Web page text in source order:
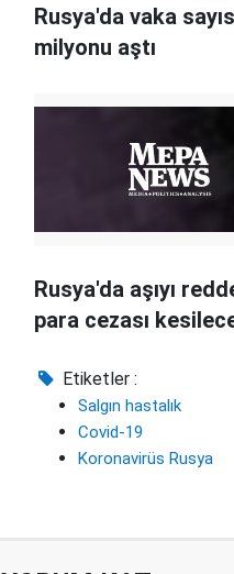
Rusya'da vaka
milyonu aştı
Rusya'da aşıyı
para cezası
Etiketler :
Salgın hastalık
Covid-19
Koronavirüs Rusya